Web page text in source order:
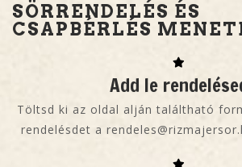
SÖRRENDELÉS ÉS
CSAPBÉRLÉS
Add le
Töltsd ki az oldal alján találtható
rendelésdet a